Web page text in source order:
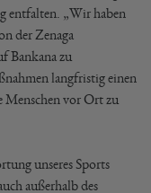
entfalten. „Wir haben
der Zenaga
Bankana zu
langfristig einen
vor Ort zu
unseres Sports
außerhalb des